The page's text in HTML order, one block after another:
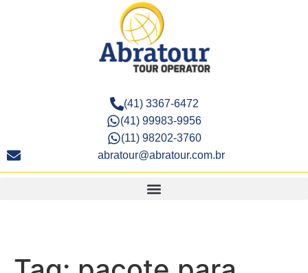
(41) 3367-6472
(41) 99983-9956
(11) 98202-3760
abratour@abratour.com.br